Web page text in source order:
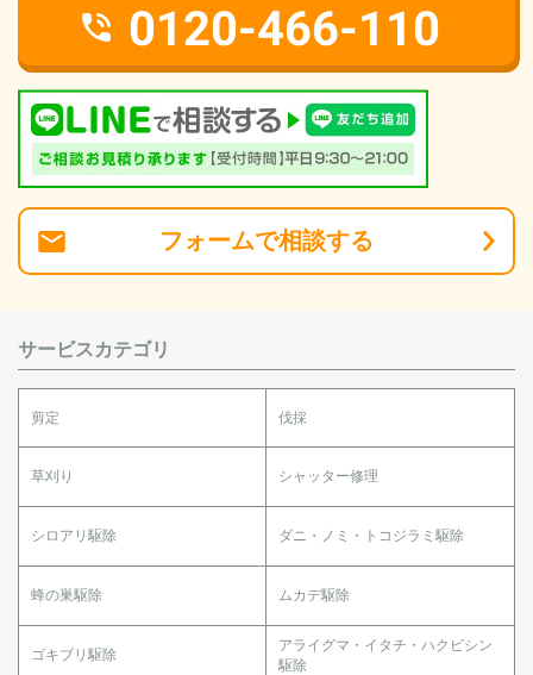
0120-466-110
フォームで相談する
サービスカテゴリ
剪定 伐採
草刈り シャッター修理
シロアリ駆除 ダニ・ノミ・トコジラミ駆除
蜂の巣駆除 ムカデ駆除
ゴキブリ駆除
アライグマ・イタチ・ハクビシン
駆除